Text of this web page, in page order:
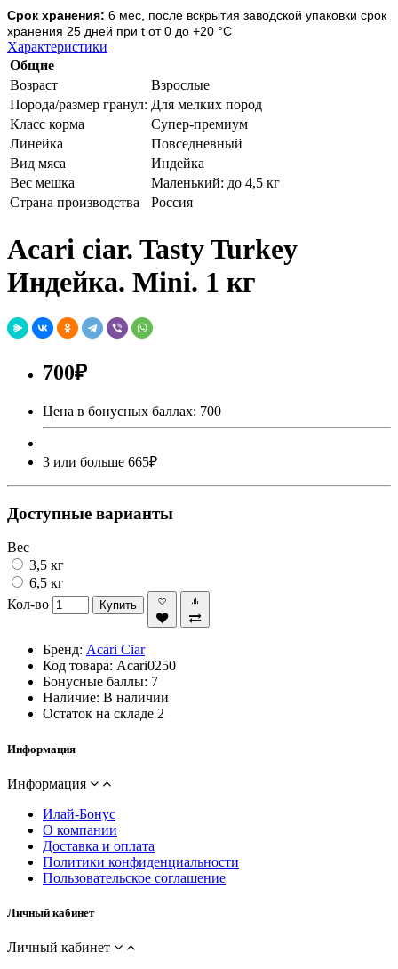
Срок хранения: 6 мес, после вскрытия заводской упаковки срок
хранения 25 дней при t от 0 до +20 °C
Характеристики
Общие
Возраст
Взрослые
Порода/размер гранул: Для мелких пород
Класс корма
Супер-премиум
Линейка
Повседневный
Вид мяса
Индейка
Вес мешка
Маленький: до 4,5 кг
Страна производства
Россия
Acari ciar. Tasty Turkey
Индейка. Mini. 1 кг
700₽
Цена в бонусных баллах: 700
3 или больше 665₽
Доступные варианты
Вес
3,5 кг
6,5 кг
Кол-во
Купить
Бренд: Acari Ciar
Код товара: Acari0250
Бонусные баллы: 7
Наличие: В наличии
Остаток на складе 2
Информация
Информация
Илай-Бонус
О компании
Доставка и оплата
Политики конфиденциальности
Пользовательское соглашение
Личный кабинет
Личный кабинет